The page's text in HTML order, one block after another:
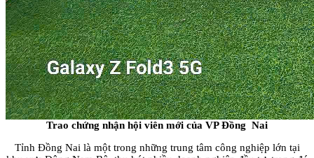
Trao chứng nhận hội viên mới của VP Đồng Nai
Tỉnh Đồng Nai là một trong những trung tâm công nghiệp lớn tại